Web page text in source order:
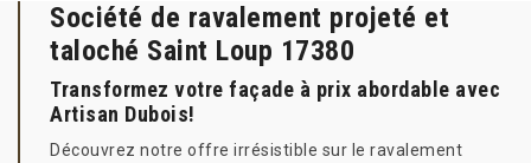
Société de ravalement projeté et
taloché Saint Loup 17380
Transformez votre façade à prix abordable avec
Artisan Dubois!
Découvrez notre offre irrésistible sur le ravalement